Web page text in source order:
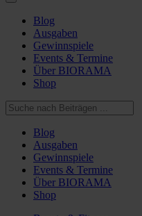
Blog
Ausgaben
Gewinnspiele
Events & Termine
Über BIORAMA
Shop
Blog
Ausgaben
Gewinnspiele
Events & Termine
Über BIORAMA
Shop